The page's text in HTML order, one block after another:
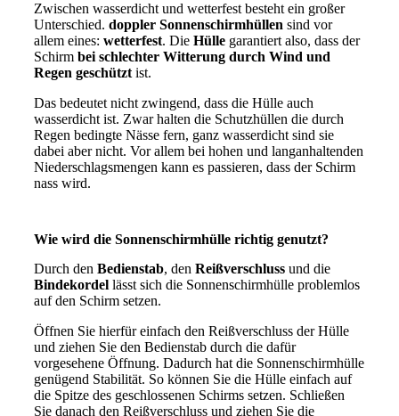
Zwischen wasserdicht und wetterfest besteht ein großer
Unterschied. doppler Sonnenschirmhüllen sind vor
allem eines: wetterfest. Die Hülle garantiert also, dass der
Schirm bei schlechter Witterung durch Wind und
Regen geschützt ist.
Das bedeutet nicht zwingend, dass die Hülle auch
wasserdicht ist. Zwar halten die Schutzhüllen die durch
Regen bedingte Nässe fern, ganz wasserdicht sind sie
dabei aber nicht. Vor allem bei hohen und langanhaltenden
Niederschlagsmengen kann es passieren, dass der Schirm
nass wird.
Wie wird die Sonnenschirmhülle richtig genutzt?
Durch den Bedienstab, den Reißverschluss und die
Bindekordel lässt sich die Sonnenschirmhülle problemlos
auf den Schirm setzen.
Öffnen Sie hierfür einfach den Reißverschluss der Hülle
und ziehen Sie den Bedienstab durch die dafür
vorgesehene Öffnung. Dadurch hat die Sonnenschirmhülle
genügend Stabilität. So können Sie die Hülle einfach auf
die Spitze des geschlossenen Schirms setzen. Schließen
Sie danach den Reißverschluss und ziehen Sie die